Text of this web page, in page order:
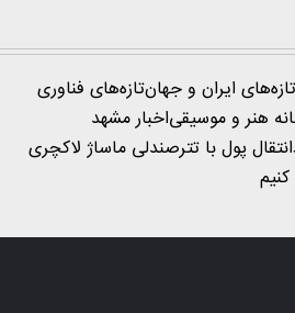
تازه‌های ایران و جهانتازه‌های فناوری
هنر و موسیقیاخبار مشهد
انتقال پول با تترصندلی ماساژ لاکچری